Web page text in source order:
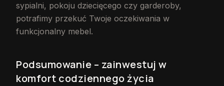
sypialni, pokoju dziecięcego czy garderoby,
potrafimy przekuć Twoje oczekiwania w
funkcjonalny mebel.
Podsumowanie – zainwestuj w
komfort codziennego życia